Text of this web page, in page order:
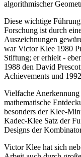
algorithmischer
Diese wichtige
Forschung ist durch
Auszeichnungen
war Victor Klee 1980
Stiftung; er erhielt -
1988 den David
Achievements und
Vielfache
mathematische
besonders der Klee-
Kadec-Klee Satz der
Designs der
Victor Klee hat sich